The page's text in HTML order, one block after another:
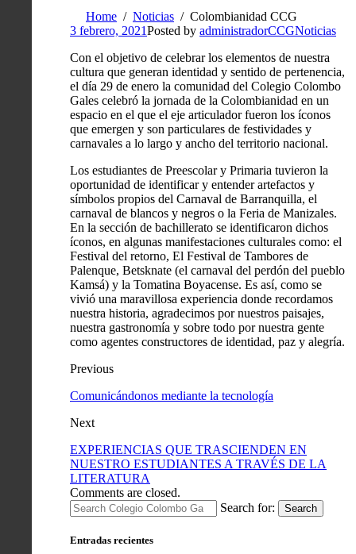
Home Noticias
Colombianidad CCG
3 febrero, 2021Posted by administradorCCGNoticias
Con el objetivo de celebrar los elementos de nuestra
cultura que generan identidad y sentido de pertenencia,
el día 29 de enero la comunidad del Colegio Colombo
Gales celebró la jornada de la Colombianidad en un
espacio en el que el eje articulador fueron los íconos
que emergen y son particulares de festividades y
carnavales a lo largo y ancho del territorio nacional.
Los estudiantes de Preescolar y Primaria tuvieron la
oportunidad de identificar y entender artefactos y
símbolos propios del Carnaval de Barranquilla, el
carnaval de blancos y negros o la Feria de Manizales.
En la sección de bachillerato se identificaron dichos
íconos, en algunas manifestaciones culturales como: el
Festival del retorno, El Festival de Tambores de
Palenque, Betsknate (el carnaval del perdón del pueblo
Kamsá) y la Tomatina Boyacense. Es así, como se
vivió una maravillosa experiencia donde recordamos
nuestra historia, agradecimos por nuestros paisajes,
nuestra gastronomía y sobre todo por nuestra gente
como agentes constructores de identidad, paz y alegría.
Previous
Comunicándonos mediante la tecnología
Next
EXPERIENCIAS QUE TRASCIENDEN EN
NUESTRO ESTUDIANTES A TRAVÉS DE LA
LITERATURA
Comments are closed.
Search for:
Search
Entradas recientes